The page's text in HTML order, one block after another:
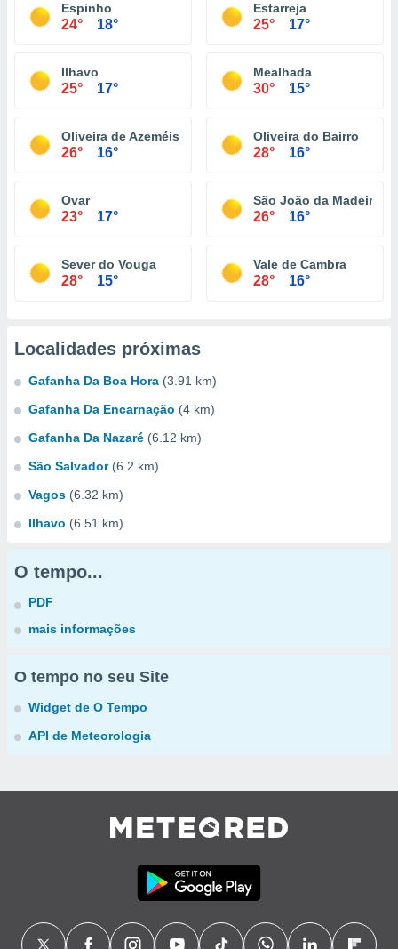
Espinho
24° 18°
Estarreja
25° 17°
Ilhavo
25° 17°
Mealhada
30° 15°
Oliveira de Azeméis
26° 16°
Oliveira do Bairro
28° 16°
Ovar
23° 17°
São João da Madeira
26° 16°
Sever do Vouga
28° 15°
Vale de Cambra
28° 16°
Localidades próximas
Gafanha Da Boa Hora (3.91 km)
Gafanha Da Encarnação (4 km)
Gafanha Da Nazaré (6.12 km)
São Salvador (6.2 km)
Vagos (6.32 km)
Ilhavo (6.51 km)
O tempo...
PDF
mais informações
O tempo no seu Site
Widget de O Tempo
API de Meteorologia